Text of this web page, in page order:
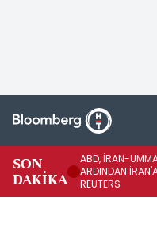
SON
DAKİKA
ABD, İRAN-
ARDINDAN
REUTERS